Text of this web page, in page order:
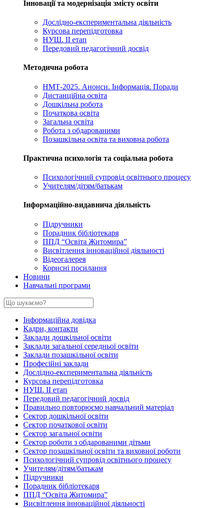
Інновації та модернізація змісту освіти
Дослідно-експериментальна діяльність
Курсова перепідготовка
НУШ. ІІ етап
Передовий педагогічний досвід
Методична робота
НМТ-2025. Анонси. Інформація. Поради
Дистанційна освіта
Дошкільна робота
Початкова освіта
Загальна освіта
Робота з обдарованими
Позашкільна освіта та виховна робота
Практична психологія та соціальна робота
Психологічний супровід освітнього процесу
Учителям/дітям/батькам
Інформаційно-видавнича діяльність
Підручники
Порадник бібліотекаря
ППД “Освіта Житомира”
Висвітлення інноваційної діяльності
Відеогалерея
Корисні посилання
Новини
Навчальні програми
Інформаційна довідка
Кадри, контакти
Заклади дошкільної освіти
Заклади загальної середньої освіти
Заклади позашкільної освіти
Професійні заклади
Дослідно-експериментальна діяльність
Курсова перепідготовка
НУШ. ІІ етап
Передовий педагогічний досвід
Правильно повторюємо навчальний матеріал
Сектор дошкільної освіти
Сектор початкової освіти
Сектор загальної освіти
Сектор роботи з обдарованими дітьми
Сектор позашкільної освіти та виховної роботи
Психологічний супровід освітнього процесу
Учителям/дітям/батькам
Підручники
Порадник бібліотекаря
ППД “Освіта Житомира”
Висвітлення інноваційної діяльності